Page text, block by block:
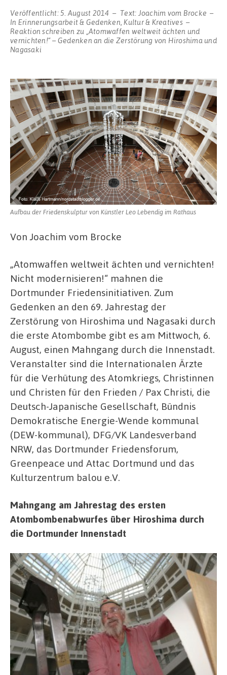
Veröffentlicht:5. August 2014 Text: Joachim vom Brocke
In Erinnerungsarbeit & Gedenken,Kultur & Kreatives
Reaktion schreiben zu „Atomwaffen weltweit ächten und
vernichten!“ – Gedenken an die Zerstörung von Hiroshima und
Nagasaki
Aufbau der Friedenskulptur von Künstler Leo Lebendig im Rathaus
Von Joachim vom Brocke
„Atomwaffen weltweit ächten und vernichten!
Nicht modernisieren!“ mahnen die
Dortmunder Friedensinitiativen. Zum
Gedenken an den 69. Jahrestag der
Zerstörung von Hiroshima und Nagasaki durch
die erste Atombombe gibt es am Mittwoch, 6.
August, einen Mahngang durch die Innenstadt.
Veranstalter sind die Internationalen Ärzte
für die Verhütung des Atomkriegs, Christinnen
und Christen für den Frieden / Pax Christi, die
Deutsch-Japanische Gesellschaft, Bündnis
Demokratische Energie-Wende kommunal
(DEW-kommunal), DFG/VK Landesverband
NRW, das Dortmunder Friedensforum,
Greenpeace und Attac Dortmund und das
Kulturzentrum balou e.V.
Mahngang am Jahrestag des ersten
Atombombenabwurfes über Hiroshima durch
die Dortmunder Innenstadt